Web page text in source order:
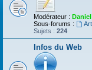
Modérateur :
Sous-forums :
Sujets : 224
Infos du Web